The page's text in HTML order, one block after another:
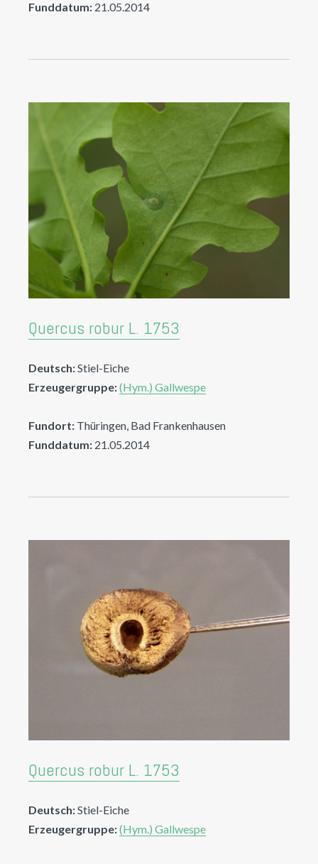
Funddatum: 21.05.2014
Quercus robur L. 1753
Deutsch:Stiel-Eiche
Erzeugergruppe:(Hym.) Gallwespe
Fundort: Thüringen, Bad Frankenhausen
Funddatum: 21.05.2014
Quercus robur L. 1753
Deutsch:Stiel-Eiche
Erzeugergruppe:(Hym.) Gallwespe